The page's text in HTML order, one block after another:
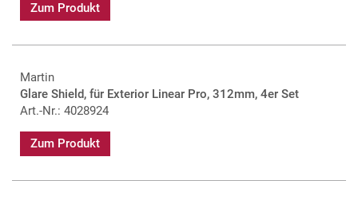
Zum Produkt
Martin
Glare Shield, für Exterior Linear Pro, 312mm, 4er Set
Art.-Nr.: 4028924
Zum Produkt